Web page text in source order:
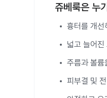
쥬베룩은 누
흉터를 개선
넓고 늘어
주름과 볼륨
피부결 및